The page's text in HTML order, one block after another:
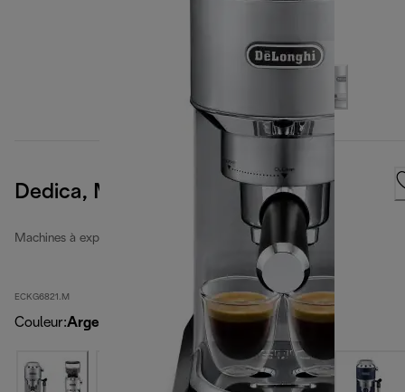
Dedica, Metal
Machines à expresso manuelles Dedica
ECKG6821.M
Couleur:Argent